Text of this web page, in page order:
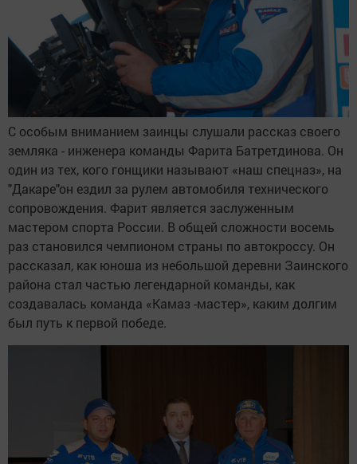
С особым вниманием заинцы слушали рассказ своего
земляка - инженера команды Фарита Батретдинова. Он
один из тех, кого гонщики называют «наш спецназ», на
"Дакаре"он ездил за рулем автомобиля технического
сопровождения. Фарит является заслуженным
мастером спорта России. В общей сложности восемь
раз становился чемпионом страны по автокроссу. Он
рассказал, как юноша из небольшой деревни Заинского
района стал частью легендарной команды, как
создавалась команда «Камаз -мастер», каким долгим
был путь к первой победе.